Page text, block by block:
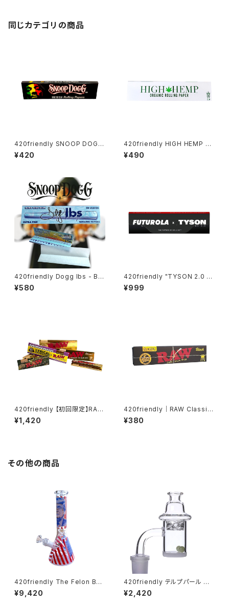
同じカテゴリの商品
420friendly SNOOP DOGG
- ローリングペーパー / KING S
IZE SLIM
¥420
420friendly HIGH HEMP ロ
ーリングペーパー / KING SIZE
SLIM 無漂白・無添加
¥490
420friendly Dogg lbs - Blu
e Paisley Rolling Papers /
King Size Slim・50枚入
¥580
420friendly "TYSON 2.0 X
FUTUROLA" Unbleached R
olling Papers + Tips （キン
¥999
420friendly 【初回限定】RAW
お試し6点セット
¥1,420
420friendly｜RAW Classic
Black (King Size Slim) ロー
リングペーパー
¥380
その他の商品
420friendly The Felon Bea
ker Bong - ガラスボング（26c
m）
¥9,420
420friendly テルプパール バ
ンガーセット (接続部14mm オ
ス)
¥2,420